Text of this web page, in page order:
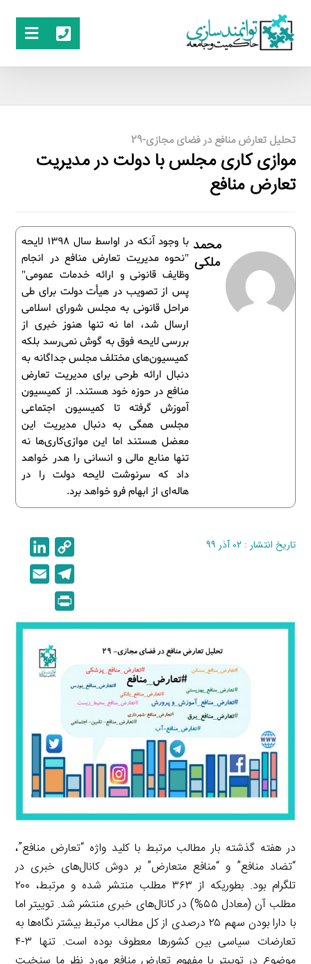
تحلیل تعارض منافع در فضای مجازی-29
موازی کاری مجلس با دولت در مدیریت
تعارض منافع
با وجود آنکه در اواسط سال 1398 لایحه
"نحوه مدیریت تعارض منافع در انجام
وظایف قانونی و ارائه خدمات عمومی"
پس از تصویب در هیأت دولت برای طی
مراحل قانونی به مجلس شورای اسلامی
ارسال شد، اما نه تنها هنوز خبری از
بررسی لایحه فوق به گوش نمی‌رسد بلکه
کمیسیون‌های مختلف مجلس جداگانه به
دنبال ارائه طرحی برای مدیریت تعارض
منافع در حوزه خود هستند. از کمیسیون
آموزش گرفته تا کمیسیون اجتماعی
مجلس همگی به دنبال مدیریت این
معضل هستند اما این موازی‌کاری‌ها نه
تنها منابع مالی و انسانی را هدر خواهد
داد که سرنوشت لایحه دولت را در
هاله‌ای از ابهام فرو خواهد برد.
محمد
ملکی
تاریخ انتشار : ۰۲ آذر ۹۹
o
p
y
L
i
n
k
i
n
e
e
l
e
g
r
i
r
n
t
در هفته گذشته بار مطالب مرتبط با کلید واژه “تعارض منافع”،
“تضاد منافع” و “منافع متعارض” بر دوش کانال‌های خبری در
تلگرام بود. بطوریکه از ۳۶۳ مطلب منتشر شده و مرتبط، ۲۰۰
مطلب آن (معادل ۵۵%) در کانال‌های خبری منتشر شد. توییتر اما
با دارا بودن سهم ۲۵ درصدی از کل مطالب مرتبط بیشتر نگاه‌ها به
تعارضات سیاسی بین کشورها معطوف بوده است. تنها ۳-۴